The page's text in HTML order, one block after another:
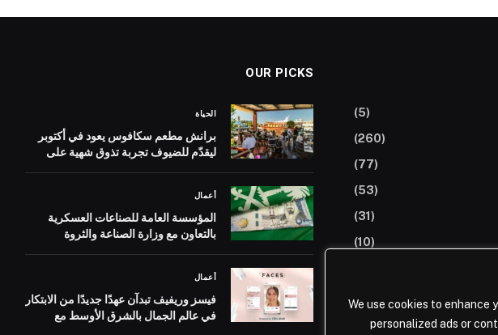
We use cookies to enhance
personalized ads or
(5)
(260)
(77)
(53)
(31)
(10)
(66)
OUR PICKS
الحياة
برانش مطعم سكافوس يعود في أكتوبر
ليقدّم للضيوف تجربة تذوق شهية على
إطلالات خور دبي الخلابة
أعمال
المؤسسة العامة للصناعات العسكرية
بالتعاون مع وزارة الصناعة والثروة
وطلب التأهيل لتخصيص مصنع الملابس
والتجهيزات العسكرية
أعمال
فيسز وريفيف تبدآن عهدًا جديدًا من الابتكار
في عالم الجمال بالشرق الأوسط مع